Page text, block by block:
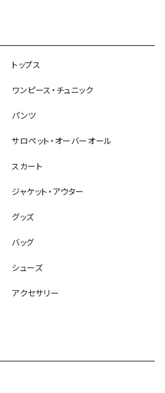
トップス
ワンピース・チュニック
パンツ
サロペット・オーバーオール
スカート
ジャケット・アウター
グッズ
バッグ
シューズ
アクセサリー